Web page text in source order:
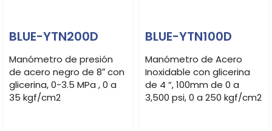
BLUE-YTN200D
Manómetro de presión
de acero negro de 8″ con
glicerina, 0-3.5 MPa , 0 a
35 kgf/cm2
BLUE-YTN100D
Manómetro de Acero
Inoxidable con glicerina
de 4 “, 100mm de 0 a
3,500 psi, 0 a 250 kgf/cm2